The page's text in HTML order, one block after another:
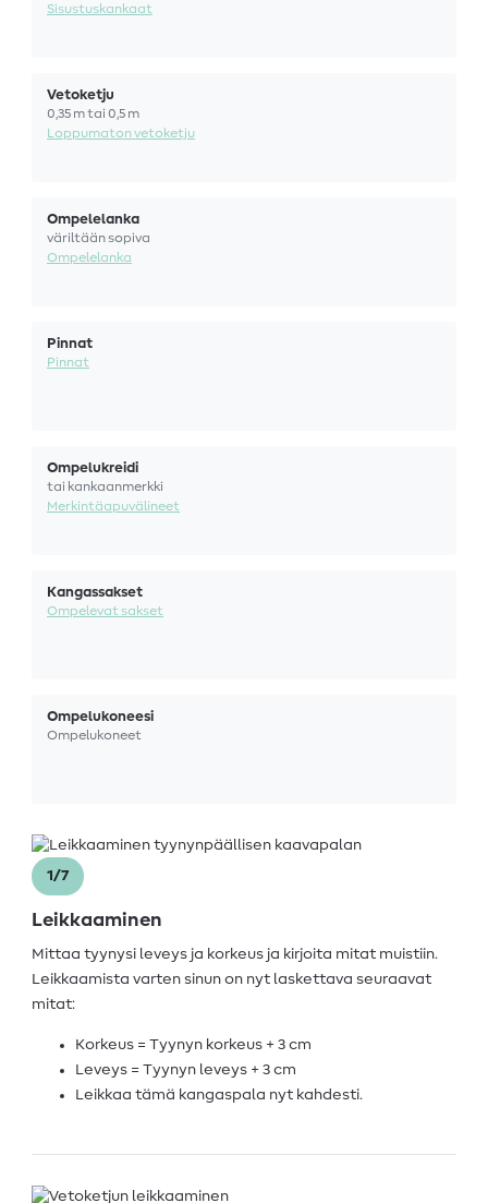
Sisustuskankaat
Vetoketju
0,35 m tai 0,5 m
Loppumaton vetoketju
Ompelelanka
väriltään sopiva
Ompelelanka
Pinnat
Pinnat
Ompelukreidi
tai kankaanmerkki
Merkintäapuvälineet
Kangassakset
Ompelevat sakset
Ompelukoneesi
Ompelukoneet
1/7
Leikkaaminen
Mittaa tyynysi leveys ja korkeus ja kirjoita mitat muistiin.
Leikkaamista varten sinun on nyt laskettava seuraavat
mitat:
Korkeus = Tyynyn korkeus + 3 cm
Leveys = Tyynyn leveys + 3 cm
Leikkaa tämä kangaspala nyt kahdesti.